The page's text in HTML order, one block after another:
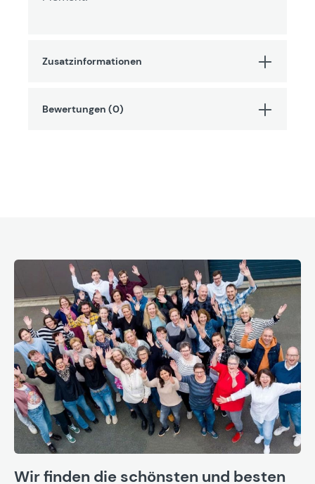
Zusatzinformationen
Bewertungen (0)
Wir finden die schönsten und besten